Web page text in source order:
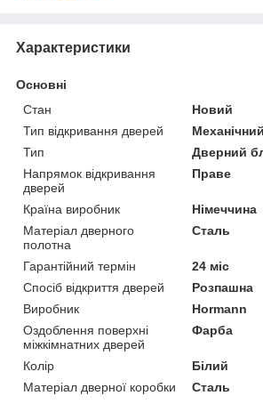
Характеристики
Основні
Стан
Новий
Тип відкривання дверей
Механічний
Тип
Дверний
Напрямок відкривання
дверей
Праве
Країна виробник
Німеччина
Матеріал дверного
полотна
Сталь
Гарантійний термін
24 міс
Спосіб відкриття дверей
Розпашна
Виробник
Hormann
Оздоблення поверхні
міжкімнатних дверей
Фарба
Колір
Білий
Матеріал дверної коробки
Сталь